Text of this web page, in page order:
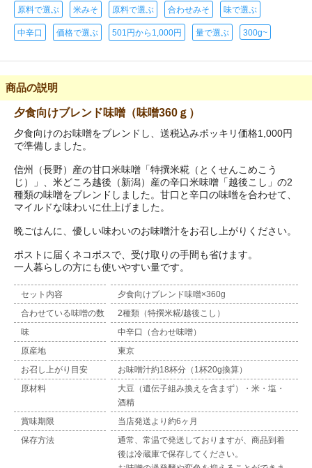
原料で選ぶ 米みそ 原料で選ぶ 合わせみそ 味で選ぶ
中辛口 価格で選ぶ 501円から1,000円 量で選ぶ 300g~
商品の説明
夕食向けブレンド味噌（味噌360ｇ）
夕食向けのお味噌をブレンドし、送税込みポッキリ価格1,000円
で準備しました。
信州（長野）産の甘口米味噌「特撰米糀（とくせんこめこう
じ）」、米どころ越後（新潟）産の辛口米味噌「越後こし」の2
種類の味噌をブレンドしました。甘口と辛口の味噌を合わせて、
マイルドな味わいに仕上げました。
晩ごはんに、優しい味わいのお味噌汁をお召し上がりください。
ポストに届くネコポスで、受け取りの手間も省けます。
一人暮らしの方にも使いやすい量です。
セット内容
夕食向けブレンド味噌×360g
合わせている味噌の数
2種類（特撰米糀/越後こし）
味
中辛口（合わせ味噌）
原産地
東京
お召し上がり目安
お味噌汁約18杯分（1杯20g換算）
原材料
大豆（遺伝子組み換えを含まず）・米・塩・
酒精
賞味期限
当店発送より約6ヶ月
保存方法
通常、常温で発送しておりますが、商品到着
後は冷蔵庫で保存してください。